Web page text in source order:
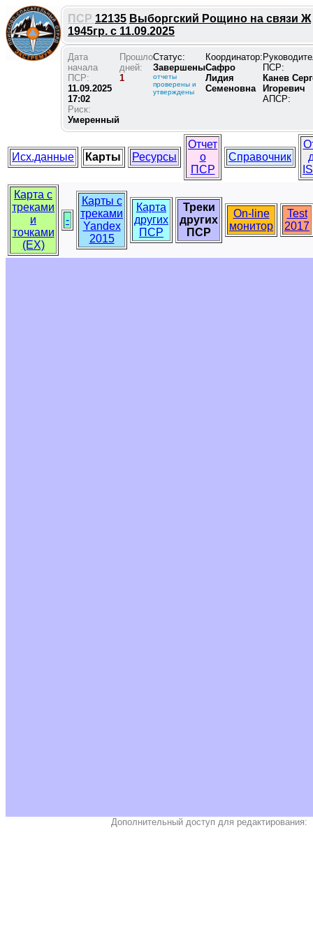
ПСР 12135 Выборгский Рощино на связи Ж
1945гр. с 11.09.2025
Дата
начала
ПСР:
11.09.2025
17:02
Риск:
Умеренный
Прошло
дней:
1
Статус:
Завершены
отчеты
проверены и
утверждены
Координатор:
Сафро
Лидия
Семеновна
ПСР:
Канев
Игоревич
АПСР:
Исх.данные Карты Ресурсы
Отчет
о
ПСР
Справочник
Карта с
треками
и
точками
(EX)
-
Карты с
треками
Yandex
2015
Карта
других
ПСР
Треки
других
ПСР
On-line
монитор
Test
2017
Дополнительный доступ для редактирования: